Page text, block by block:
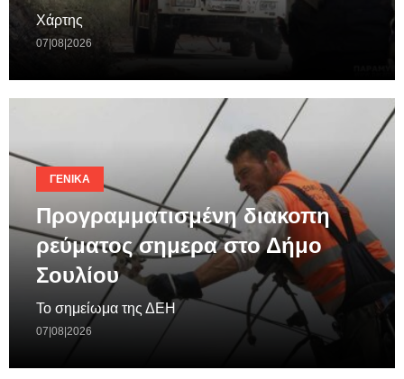
Χάρτης
07|08|2026
ΓΕΝΙΚΆ
Προγραμματισμένη διακοπη
ρεύματος σημερα στο Δήμο
Σουλίου
Το σημείωμα της ΔΕΗ
07|08|2026